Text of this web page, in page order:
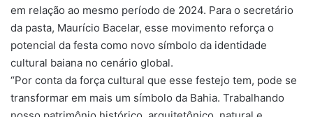
em relação ao mesmo período de 2024. Para o secretário
da pasta, Maurício Bacelar, esse movimento reforça o
potencial da festa como novo símbolo da identidade
cultural baiana no cenário global.
“Por conta da força cultural que esse festejo tem, pode se
transformar em mais um símbolo da Bahia. Trabalhando